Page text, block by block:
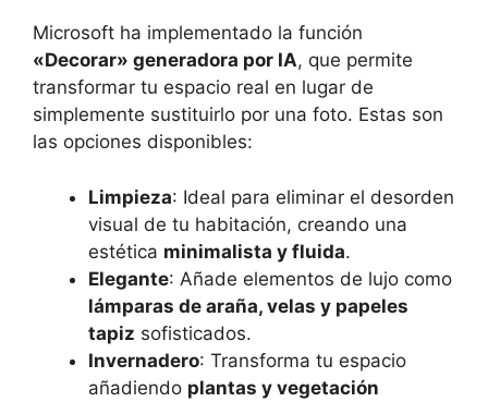
Microsoft ha implementado la función
«Decorar» generadora por IA, que permite
transformar tu espacio real en lugar de
simplemente sustituirlo por una foto. Estas son
las opciones disponibles:
Limpieza: Ideal para eliminar el desorden
visual de tu habitación, creando una
estética minimalista y fluida.
Elegante: Añade elementos de lujo como
lámparas de araña, velas y papeles
tapiz sofisticados.
Invernadero: Transforma tu espacio
añadiendo plantas y vegetación